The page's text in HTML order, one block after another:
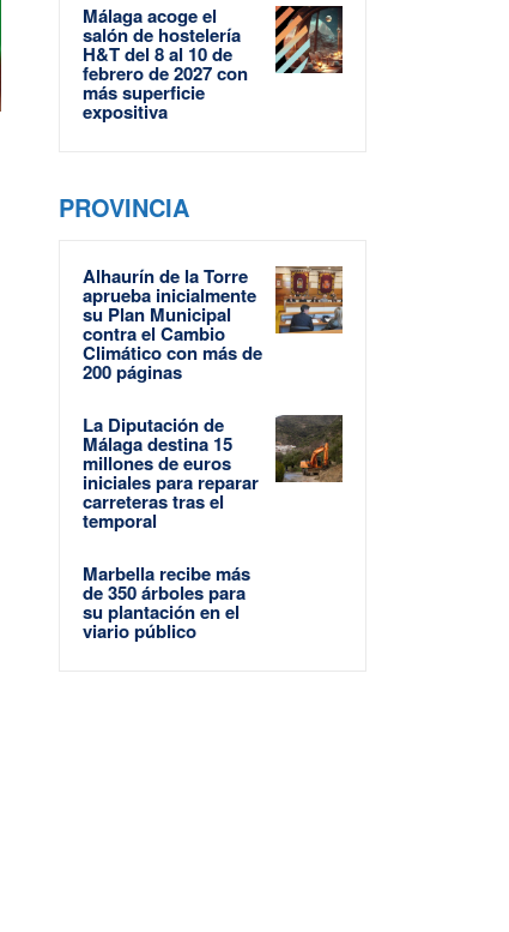
Málaga acoge el
salón de hostelería
H&T del 8 al 10 de
febrero de 2027 con
más superficie
expositiva
PROVINCIA
Alhaurín de la Torre
aprueba inicialmente
su Plan Municipal
contra el Cambio
Climático con más de
200 páginas
La Diputación de
Málaga destina 15
millones de euros
iniciales para reparar
carreteras tras el
temporal
Marbella recibe más
de 350 árboles para
su plantación en el
viario público